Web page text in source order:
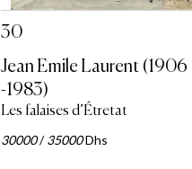
30
Jean Emile Laurent (1906
-1983)
Les falaises d’Étretat
30000/35000Dhs